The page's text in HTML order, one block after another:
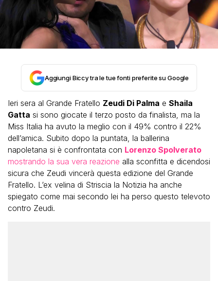
Aggiungi Biccy tra le tue fonti preferite su Google
Ieri sera al Grande Fratello Zeudi Di Palma e Shaila
Gatta si sono giocate il terzo posto da finalista, ma la
Miss Italia ha avuto la meglio con il 49% contro il 22%
dell’amica. Subito dopo la puntata, la ballerina
napoletana si è confrontata con Lorenzo Spolverato
mostrando la sua vera reazione alla sconfitta e dicendosi
sicura che Zeudi vincerà questa edizione del Grande
Fratello. L’ex velina di Striscia la Notizia ha anche
spiegato come mai secondo lei ha perso questo televoto
contro Zeudi.